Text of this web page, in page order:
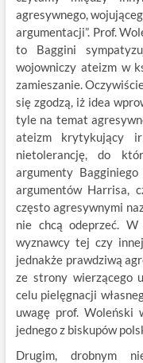
agresywnego,
argumentacji”. Prof.
to Baggini
wojowniczy ateizm w
zamieszanie.
się zgodzą, iż idea
tyle na temat
ateizm krytykujący
nietolerancję, do
argumenty
argumentów Harrisa,
często agresywnymi
nie chcą odeprzeć.
wyznawcy tej czy
jednakże prawdziwą
ze strony wierzącego
celu pielęgnacji
uwagę prof. Woleński
jednego z biskupów
Drugim, drobnym